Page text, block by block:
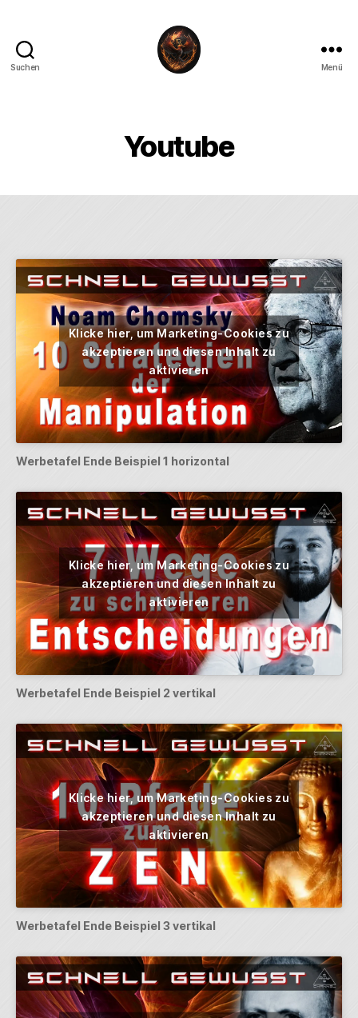
Suchen Menü
Youtube
Klicke hier, um Marketing-Cookies zu
akzeptieren und diesen Inhalt zu
aktivieren
Werbetafel Ende Beispiel 1 horizontal
Klicke hier, um Marketing-Cookies zu
akzeptieren und diesen Inhalt zu
aktivieren
Werbetafel Ende Beispiel 2 vertikal
Klicke hier, um Marketing-Cookies zu
akzeptieren und diesen Inhalt zu
aktivieren
Werbetafel Ende Beispiel 3 vertikal